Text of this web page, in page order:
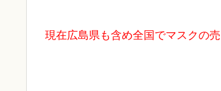
現在広島県も含め全国でマスクの